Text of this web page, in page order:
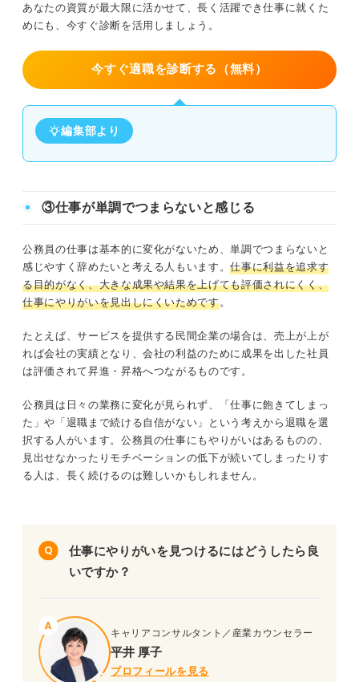
あなたの資質が最大限に活かせて、長く活躍でき仕事に就くた
めにも、今すぐ診断を活用しましょう。
今すぐ適職を診断する（無料）
編集部より
③仕事が単調でつまらないと感じる
公務員の仕事は基本的に変化がないため、単調でつまらないと
感じやすく辞めたいと考える人もいます。仕事に利益を追求す
る目的がなく、大きな成果や結果を上げても評価されにくく、
仕事にやりがいを見出しにくいためです。
たとえば、サービスを提供する民間企業の場合は、売上が上が
れば会社の実績となり、会社の利益のために成果を出した社員
は評価されて昇進・昇格へつながるものです。
公務員は日々の業務に変化が見られず、「仕事に飽きてしまっ
た」や「退職まで続ける自信がない」という考えから退職を選
択する人がいます。公務員の仕事にもやりがいはあるものの、
見出せなかったりモチベーションの低下が続いてしまったりす
る人は、長く続けるのは難しいかもしれません。
仕事にやりがいを見つけるにはどうしたら良
いですか？
キャリアコンサルタント／産業カウンセラー
平井 厚子
プロフィールを見る